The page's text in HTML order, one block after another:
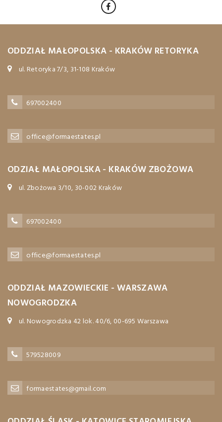
ODDZIAŁ MAŁOPOLSKA - KRAKÓW RETORYKA
ul. Retoryka 7/3, 31-108 Kraków
697002400
office@formaestates.pl
ODZIAŁ MAŁOPOLSKA - KRAKÓW ZBOŻOWA
ul. Zbożowa 3/10, 30-002 Kraków
697002400
office@formaestates.pl
ODDZIAŁ MAZOWIECKIE - WARSZAWA
NOWOGRODZKA
ul. Nowogrodzka 42 lok. 40/6, 00-695 Warszawa
579528009
formaestates@gmail.com